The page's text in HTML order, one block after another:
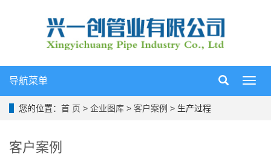
导
航
导航菜单
您的位置： 首 页 > 企业图库 > 客户案例 > 生产过程
客户案例